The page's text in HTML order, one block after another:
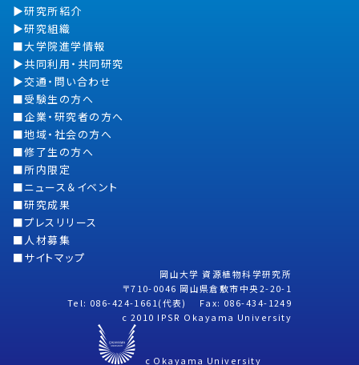
研究所紹介
研究組織
大学院進学情報
共同利用・共同研究
交通・問い合わせ
受験生の方へ
企業・研究者の方へ
地域・社会の方へ
修了生の方へ
所内限定
ニュース＆イベント
研究成果
プレスリリース
人材募集
サイトマップ
c Okayama University
岡山大学 資源植物科学研究所
〒710-0046 岡山県倉敷市中央2-20-1
Tel: 086-424-1661(代表) Fax: 086-434-1249
c 2010 IPSR Okayama University